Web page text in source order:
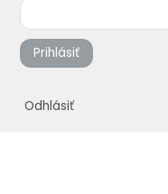
Prihlásiť
Odhlásiť